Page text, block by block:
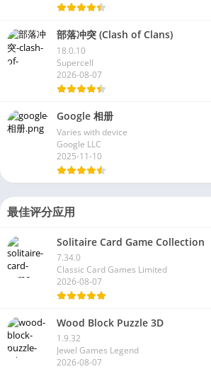
部落冲突 (Clash of Clans)
18.0.10
Supercell
2026-08-07
Google 相册
Varies with device
Google LLC
2025-11-10
最佳评分应用
Solitaire Card Game Collection
7.34.0
Classic Card Games Limited
2026-08-07
Wood Block Puzzle 3D
1.9.32
Jewel Games Legend
2026-08-07